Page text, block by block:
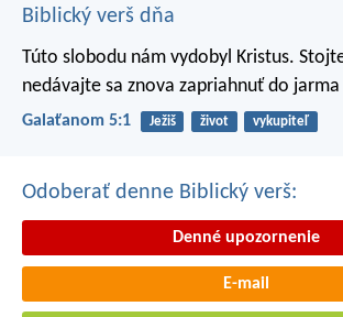
Biblický verš dňa
Túto slobodu nám vydobyl Kristus.
nedávajte sa znova zapriahnuť do
Galaťanom 5:1 Ježiš život vykupiteľ
Odoberať denne Biblický verš:
Denné upozornenie
E-mail